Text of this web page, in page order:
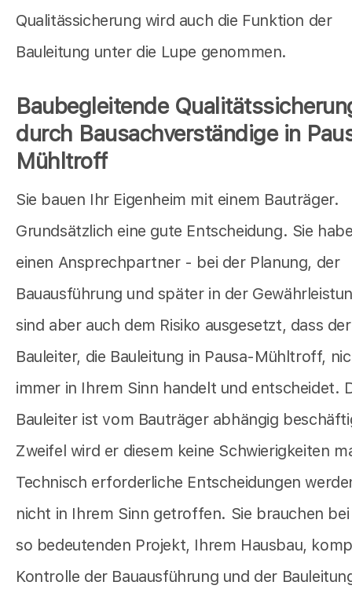
Qualitässicherung wird auch die Funktion der
Bauleitung unter die Lupe genommen.
Baubegleitende
durch Bausachverständige in
Mühltroff
Sie bauen Ihr Eigenheim mit einem Bauträger.
Grundsätzlich eine gute Entscheidung. Sie
einen Ansprechpartner - bei der Planung, der
Bauausführung und später in der
sind aber auch dem Risiko ausgesetzt, dass der
Bauleiter, die Bauleitung in Pausa-Mühltroff,
immer in Ihrem Sinn handelt und entscheidet.
Bauleiter ist vom Bauträger abhängig
Zweifel wird er diesem keine Schwierigkeiten
Technisch erforderliche Entscheidungen
nicht in Ihrem Sinn getroffen. Sie brauchen
so bedeutenden Projekt, Ihrem Hausbau,
Kontrolle der Bauausführung und der